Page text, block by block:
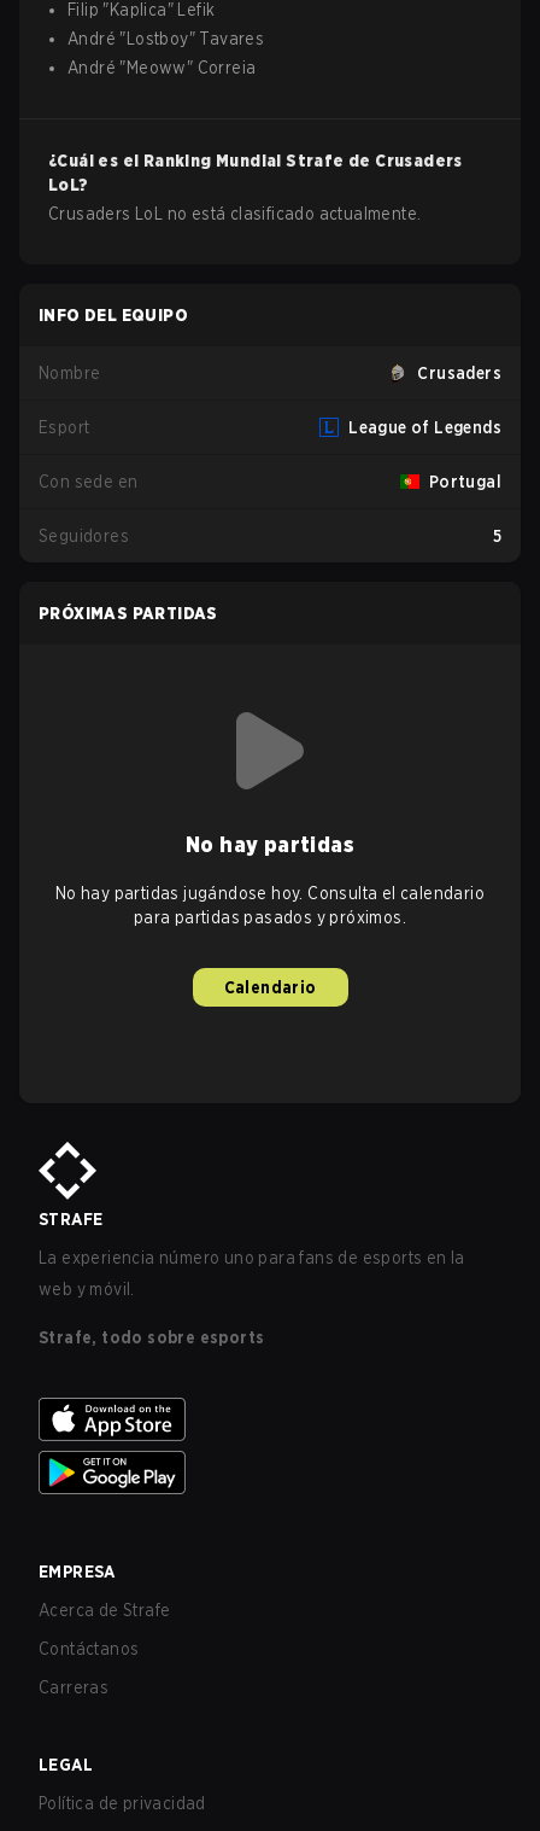
Filip "Kaplica"
Lefik
André " Lostboy" Tavares
André "Meoww" Correia
¿Cuál es el Ranking Mundial Strafe de Crusaders
LoL?
Crusaders LoL no está clasificado actualmente.
INFO DEL EQUIPO
Nombre Crusaders
Esport League of Legends
Con sede en Portugal
Seguidores 5
PRÓXIMAS PARTIDAS
No hay partidas
No hay partidas jugándose hoy. Consulta el calendario
para partidas pasados y próximos.
Calendario
STRAFE
La experiencia número uno para fans de esports en la
web y móvil.
Strafe, todo sobre esports
EMPRESA
Acerca de Strafe
Contáctanos
Carreras
LEGAL
Política de privacidad